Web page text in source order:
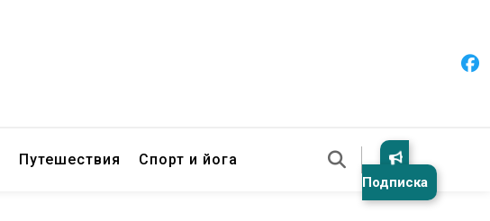
Путешествия Спорт и йога
Подписка